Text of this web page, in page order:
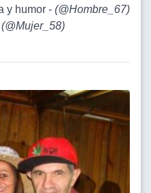
y humor - (@Hombre_67)
(@Mujer_58)